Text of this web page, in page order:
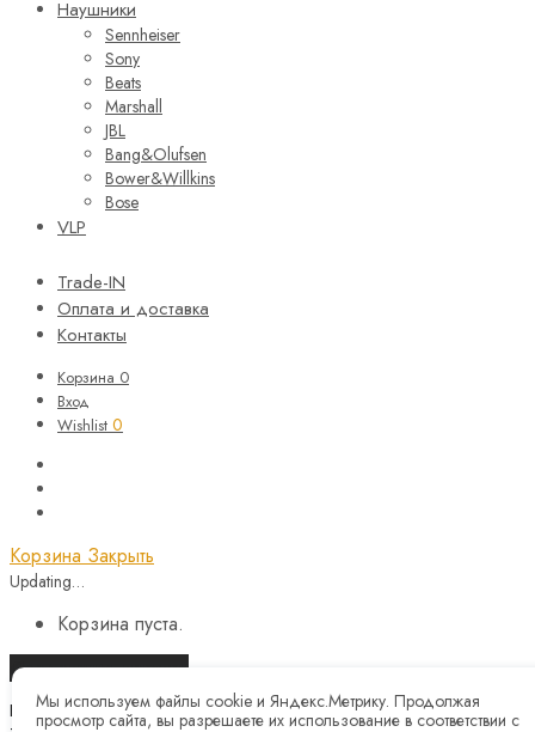
Наушники
Sennheiser
Sony
Beats
Marshall
JBL
Bang&Olufsen
Bower&Willkins
Bose
VLP
Trade-IN
Оплата и доставка
Контакты
Корзина 0
Вход
Wishlist 0
Корзина Закрыть
Updating…
Корзина пуста.
Продолжить покупки
НазадМы используем файлы cookie и Яндекс.Метрику. Продолжая
просмотр сайта, вы разрешаете их использование в соответствии с